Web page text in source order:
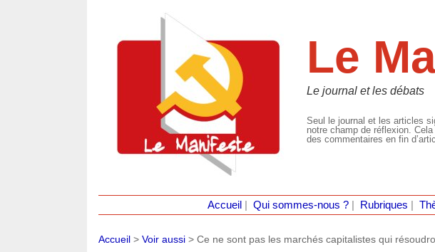
Le
Le journal et les débats
Seul le journal et les articles
notre champ de réflexion.
des commentaires en fin
Accueil Qui sommes-nous ?| Rubriques
Accueil > Voir aussi > Ce ne sont pas les marchés capitalistes qui